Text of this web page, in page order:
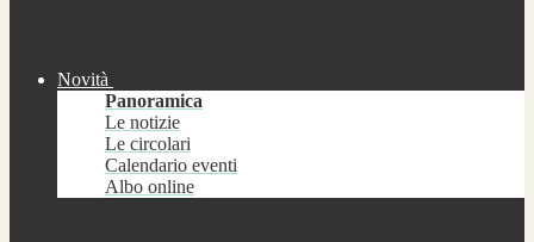
Novità
Panoramica
Le notizie
Le circolari
Calendario eventi
Albo online